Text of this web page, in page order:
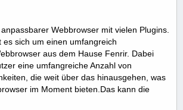
Webbrowser mit vielen Plugins.
es sich um einen umfangreich
aus dem Hause Fenrir. Dabei
eine umfangreiche Anzahl von
die weit über das hinausgehen, was
im Moment bieten.Das kann die